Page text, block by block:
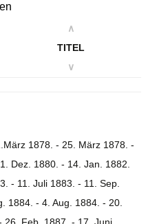
∧
TITEL
∨
1878. - 25. März 1878. -
Dez. 1880. - 14. Jan. 1882.
- 11. Juli 1883. - 11. Sep.
1884. - 4. Aug. 1884. - 20.